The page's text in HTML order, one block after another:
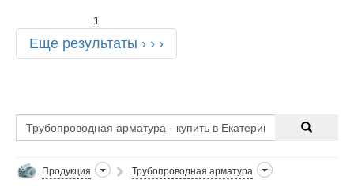
1
Еще результаты › › ›
Продукция Трубопроводная арматура